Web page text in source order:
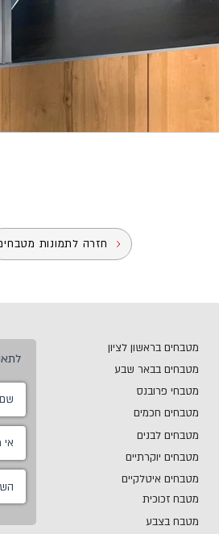
חזרה לתמונות
מטבחים בראשון לציון
מטבחים בבאר שבע
מטבחי פרובנס
מטבחים חכמים
מטבחים לבנים
מטבחים יוקרתיים
מטבחים איטלקיים
מטבח זכוכית
מטבח בצבע